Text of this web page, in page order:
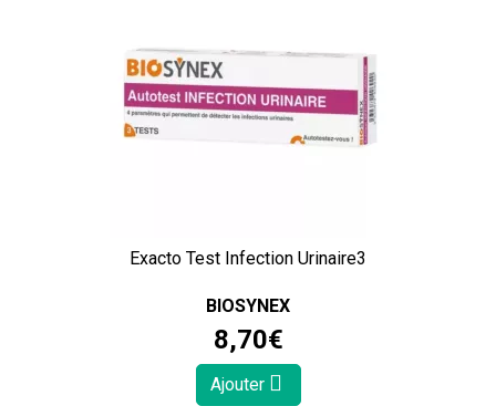
Exacto Test Infection Urinaire3
BIOSYNEX
8,70€
Ajouter